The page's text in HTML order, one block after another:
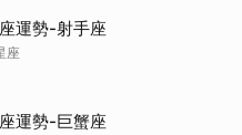
運勢-射手座
座
運勢-巨蟹座